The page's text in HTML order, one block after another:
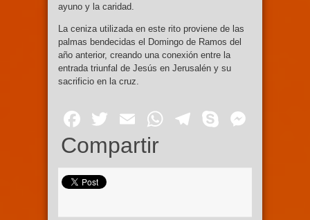
ayuno y la caridad.
La ceniza utilizada en este rito proviene de las
palmas bendecidas el Domingo de Ramos del
año anterior, creando una conexión entre la
entrada triunfal de Jesús en Jerusalén y su
sacrificio en la cruz.
Facebook
Twitter
EmailWhatsApp
Telegram
Skype
Compartir